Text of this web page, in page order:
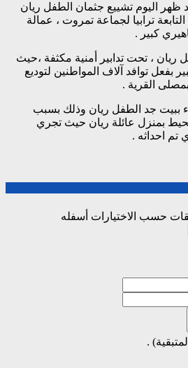
اليوم تشييع جثمان الطفل ريان
ترابيا لجماعة تمروت ، عمالة
كبير .
، تحت تدابير أمنية مكثفة ،حيث
بفعل توافد آلاف المواطنين لتوديع
القرية .
ببيت جد الطفل ريان وذلك بسبب
بمنزل عائلة ريان حيث تجري
تم احداثه .
حسب الاختيارات أسفله
.